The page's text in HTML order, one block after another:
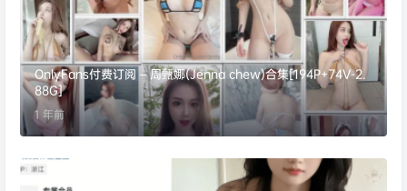
OnlyFans付费订阅 – 周甄娜(Jenna chew)合集[194P+74V-2.
88G]
1 年前